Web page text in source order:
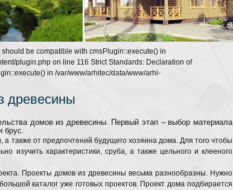
be compatible with cmsPlugin::execute() in
plugin.php on line 116 Strict Standards: Declaration of
in /var/www/arhitec/data/www/arhi-
древесины
домов из древесины. Первый этап – выбор материала
брус.
а также от предпочтений будущего хозяина дома. Для того чтобы
изучить характеристики, сруба, а также цельного и клееного
Проекты домов из древесины весьма разнообразны. Нужно
каталог уже готовых проектов. Проект дома подбирается